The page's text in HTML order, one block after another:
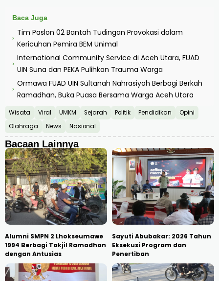
Baca Juga
›
Tim Paslon 02 Bantah Tudingan Provokasi dalam
Kericuhan Pemira BEM Unimal
›
International Community Service di Aceh Utara, FUAD
UIN Suna dan PEKA Pulihkan Trauma Warga
›
Ormawa FUAD UIN Sultanah Nahrasiyah Berbagi Berkah
Ramadhan, Buka Puasa Bersama Warga Aceh Utara
Wisata Viral UMKM Sejarah Politik Pendidikan
Opini
Olahraga
News Nasional
Bacaan Lainnya
Alumni SMPN 2 Lhokseumawe
1994 Berbagi Takjil Ramadhan
dengan Antusias
Sayuti Abubakar: 2026 Tahun
Eksekusi Program dan
Penertiban